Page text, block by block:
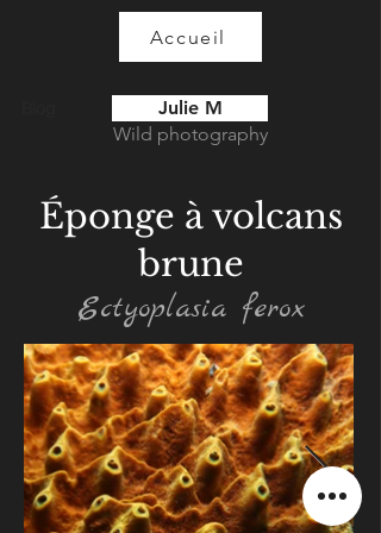
Accueil
Julie M
Wild photography
Éponge à volcans
brune
Ectyoplasia ferox